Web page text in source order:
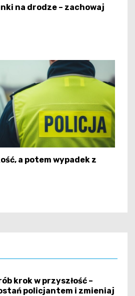
na drodze – zachowaj
a potem wypadek z
krok w przyszłość –
policjantem i zmieniaj